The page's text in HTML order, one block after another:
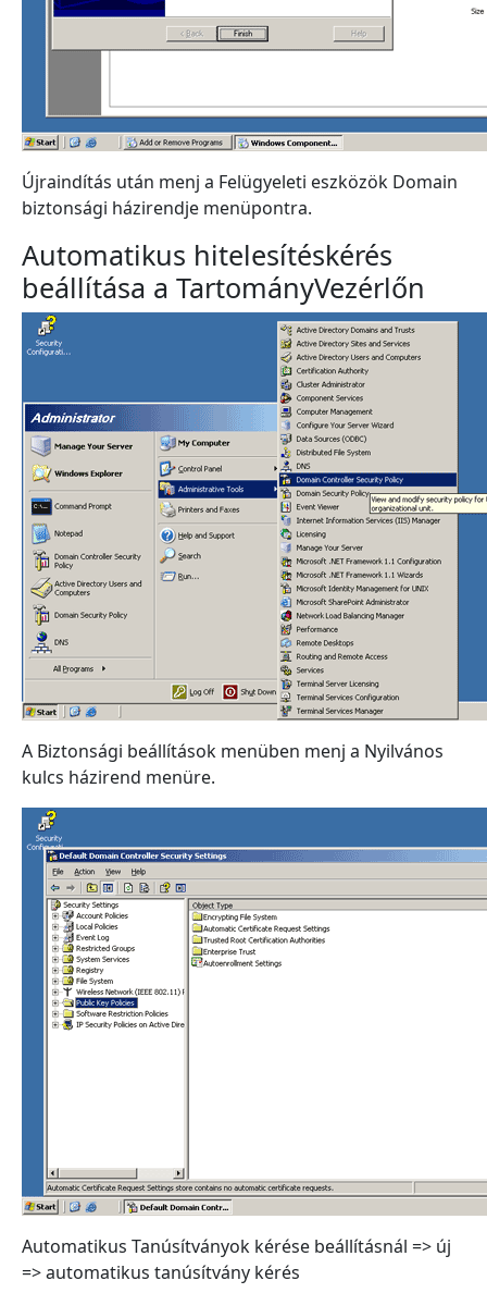
Újraindítás után menj a Felügyeleti eszközök Domain
biztonsági házirendje menüpontra.
Automatikus hitelesítéskérés
beállítása a TartományVezérlőn
A Biztonsági beállítások menüben menj a Nyilvános
kulcs házirend menüre.
Automatikus Tanúsítványok kérése beállításnál => új
=> automatikus tanúsítvány kérés